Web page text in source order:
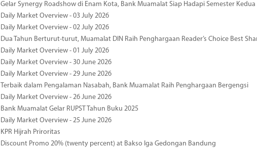
Gelar Synergy Roadshow di Enam Kota, Bank Muamalat Siap Hadapi Semester Kedua
Daily Market Overview - 03 July 2026
Daily Market Overview - 02 July 2026
Dua Tahun Berturut-turut, Muamalat DIN Raih Penghargaan Reader’s Choice Best
Daily Market Overview - 01 July 2026
Daily Market Overview - 30 June 2026
Daily Market Overview - 29 June 2026
Terbaik dalam Pengalaman Nasabah, Bank Muamalat Raih Penghargaan Bergengsi
Daily Market Overview - 26 June 2026
Bank Muamalat Gelar RUPST Tahun Buku 2025
Daily Market Overview - 25 June 2026
KPR Hijrah Priroritas
Discount Promo 20% (twenty percent) at Bakso Iga Gedongan Bandung